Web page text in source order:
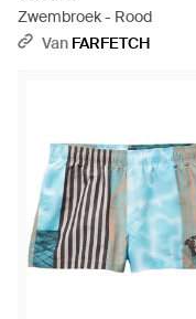
Zwembroek - Rood
Van FARFETCH